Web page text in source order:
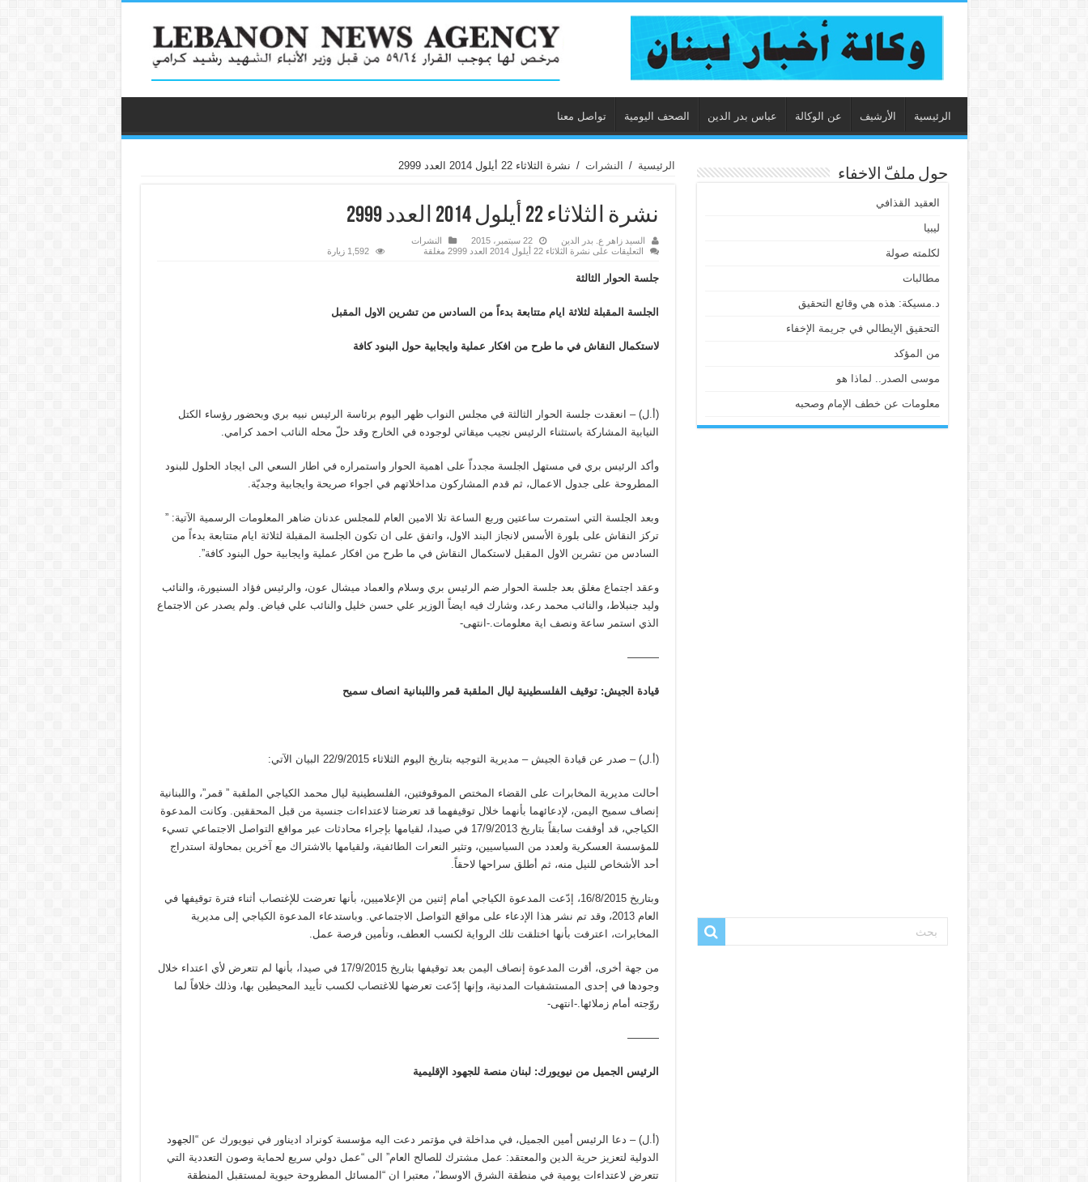
الرئيسية الأرشيف عن الوكالة عباس بدر الدين الصحف اليومية تواصل معنا
الرئيسية / النشرات / نشرة الثلاثاء 22 أيلول 2014 العدد 2999
نشرة الثلاثاء 22 أيلول 2014 العدد 2999
السيد زاهر ع. بدر الدين 22 سبتمبر، 2015
النشرات
التعليقات على نشرة الثلاثاء 22 أيلول 2014 العدد 2999 مغلقة 1,592 زيارة
جلسة الحوار الثالثة
الجلسة المقبلة لثلاثة ايام متتابعة بدءاً من السادس من تشرين الاول المقبل
لاستكمال النقاش في ما طرح من افكار عملية وايجابية حول البنود كافة
(أ.ل) – انعقدت جلسة الحوار الثالثة في مجلس النواب ظهر اليوم برئاسة الرئيس نبيه بري وبحضور رؤساء الكتل
النيابية المشاركة باستثناء الرئيس نجيب ميقاتي لوجوده في الخارج وقد حلّ محله النائب احمد كرامي.
وأكد الرئيس بري في مستهل الجلسة مجدداّ على اهمية الحوار واستمراره في اطار السعي الى ايجاد الحلول للبنود
المطروحة على جدول الاعمال، ثم قدم المشاركون مداخلاتهم في اجواء صريحة وايجابية وجديّة.
وبعد الجلسة التي استمرت ساعتين وربع الساعة تلا الامين العام للمجلس عدنان ضاهر المعلومات الرسمية الآتية: ”
تركز النقاش على بلورة الأسس لانجاز البند الاول، واتفق على ان تكون الجلسة المقبلة لثلاثة ايام متتابعة بدءاً من
السادس من تشرين الاول المقبل لاستكمال النقاش في ما طرح من افكار عملية وايجابية حول البنود كافة”.
وعقد اجتماع مغلق بعد جلسة الحوار ضم الرئيس بري وسلام والعماد ميشال عون، والرئيس فؤاد السنيورة، والنائب
وليد جنبلاط، والنائب محمد رعد، وشارك فيه ايضاً الوزير علي حسن خليل والنائب علي فياض. ولم يصدر عن الاجتماع
الذي استمر ساعة ونصف اية معلومات.-انتهى-
———
قيادة الجيش: توقيف الفلسطينية ليال الملقبة قمر واللبنانية انصاف سميح
(أ.ل) – صدر عن قيادة الجيش – مديرية التوجيه بتاريخ اليوم الثلاثاء 22/9/2015 البيان الآتي:
أحالت مديرية المخابرات على القضاء المختص الموقوفتين، الفلسطينية ليال محمد الكياجي الملقبة ” قمر”، واللبنانية
إنصاف سميح اليمن، لإدعائهما بأنهما خلال توقيفهما قد تعرضتا لاعتداءات جنسية من قبل المحققين. وكانت المدعوة
الكياجي، قد أوقفت سابقاً بتاريخ 17/9/2013 في صيدا، لقيامها بإجراء محادثات عبر مواقع التواصل الاجتماعي تسيء
للمؤسسة العسكرية ولعدد من السياسيين، وتثير النعرات الطائفية، ولقيامها بالاشتراك مع آخرين بمحاولة استدراج
أحد الأشخاص للنيل منه، ثم أطلق سراحها لاحقاً.
وبتاريخ 16/8/2015، إدّعت المدعوة الكياجي أمام إثنين من الإعلاميين، بأنها تعرضت للإغتصاب أثناء فترة توقيفها في
العام 2013، وقد تم نشر هذا الإدعاء على مواقع التواصل الاجتماعي. وباستدعاء المدعوة الكياجي إلى مديرية
المخابرات، اعترفت بأنها اختلقت تلك الرواية لكسب العطف، وتأمين فرصة عمل.
من جهة أخرى، أقرت المدعوة إنصاف اليمن بعد توقيفها بتاريخ 17/9/2015 في صيدا، بأنها لم تتعرض لأي اعتداء خلال
وجودها في إحدى المستشفيات المدنية، وإنها إدّعت تعرضها للاغتصاب لكسب تأييد المحيطين بها، وذلك خلافاً لما
روّجته أمام زملائها.-انتهى-
———
الرئيس الجميل من نيويورك: لبنان منصة للجهود الإقليمية
(أ.ل) – دعا الرئيس أمين الجميل، في مداخلة في مؤتمر دعت اليه مؤسسة كونراد اديناور في نيويورك عن “الجهود
الدولية لتعزيز حرية الدين والمعتقد: عمل مشترك للصالح العام” الى “عمل دولي سريع لحماية وصون التعددية التي
تتعرض لاعتداءات يومية في منطقة الشرق الاوسط”، معتبرا ان “المسائل المطروحة حيوية لمستقبل المنطقة
حول ملفّ الاخفاء
العقيد القذافي
ليبيا
لكلمته صولة
مطالبات
د.مسيكة: هذه هي وقائع التحقيق
التحقيق الإيطالي في جريمة الإخفاء
من المؤكد
موسى الصدر.. لماذا هو
معلومات عن خطف الإمام وصحبه